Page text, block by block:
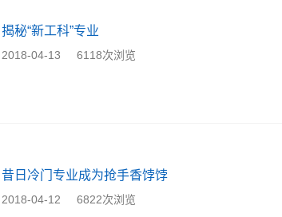
揭秘“新工科”专业
2018-04-13 6118次浏览
昔日冷门专业成为抢手香饽饽
2018-04-12 6822次浏览